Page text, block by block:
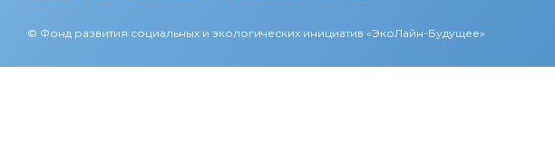
© Фонд развития социальных и экологических инициатив «ЭкоЛайн-Будущее»